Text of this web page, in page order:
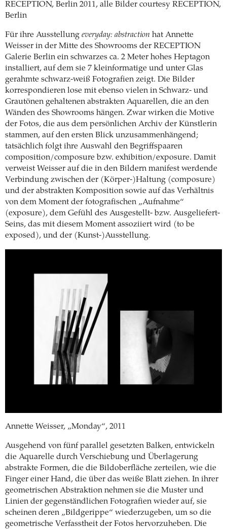
RECEPTION, Berlin 2011, alle Bilder courtesy RECEPTION,
Berlin
Für ihre Ausstellung everyday: abstraction hat Annette
Weisser in der Mitte des Showrooms der RECEPTION
Galerie Berlin ein schwarzes ca. 2 Meter hohes Heptagon
installiert, auf dem sie 7 kleinformatige und unter Glas
gerahmte schwarz-weiß Fotografien zeigt. Die Bilder
korrespondieren lose mit ebenso vielen in Schwarz- und
Grautönen gehaltenen abstrakten Aquarellen, die an den
Wänden des Showrooms hängen. Zwar wirken die Motive
der Fotos, die aus dem persönlichen Archiv der Künstlerin
stammen, auf den ersten Blick unzusammenhängend;
tatsächlich folgt ihre Auswahl den Begriffspaaren
composition/composure bzw. exhibition/exposure. Damit
verweist Weisser auf die in den Bildern manifest werdende
Verbindung zwischen der (Körper-)Haltung (composure)
und der abstrakten Komposition sowie auf das Verhältnis
von dem Moment der fotografischen „Aufnahme“
(exposure), dem Gefühl des Ausgestellt- bzw. Ausgeliefert-
Seins, das mit diesem Moment assoziiert wird (to be
exposed), und der (Kunst-)Ausstellung.
Annette Weisser, „Monday“, 2011
Ausgehend von fünf parallel gesetzten Balken, entwickeln
die Aquarelle durch Verschiebung und Überlagerung
abstrakte Formen, die die Bildoberfläche zerteilen, wie die
Finger einer Hand, die über das weiße Blatt ziehen. In ihrer
geometrischen Abstraktion nehmen sie die Muster und
Linien der gegenständlichen Fotografien wieder auf, sie
scheinen deren „Bildgerippe“ wiederzugeben, um so die
geometrische Verfasstheit der Fotos hervorzuheben. Die